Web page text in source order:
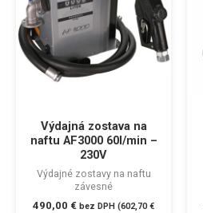
Výdajná zostava na
naftu AF3000 60l/min –
230V
Výdajné zostavy na naftu
závesné
490,00 € bez DPH (602,70€